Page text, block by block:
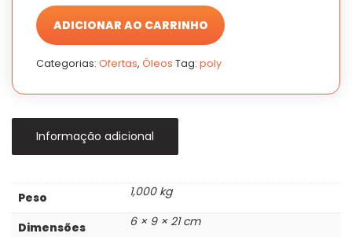
Hidraulica
POLY
PETRO
TIPO
A
Hidraulica
POLY
PETRO
TIPO
A
ADICIONAR AO CARRINHO
Categorias: Ofertas, Óleos Tag: poly
Informação adicional
Peso 1,000 kg
Dimensões 6 × 9 × 21 cm